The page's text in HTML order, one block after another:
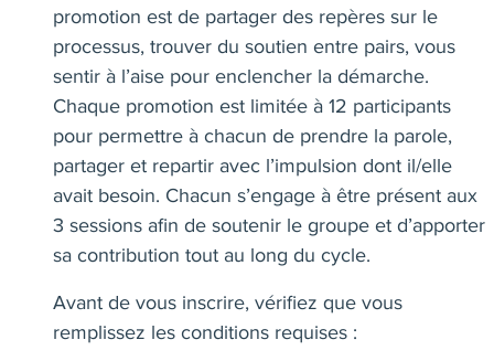
promotion est de partager des repères sur le
processus, trouver du soutien entre pairs, vous
sentir à l’aise pour enclencher la démarche.
Chaque promotion est limitée à 12 participants
pour permettre à chacun de prendre la parole,
partager et repartir avec l’impulsion dont il/elle
avait besoin. Chacun s’engage à être présent aux
3 sessions afin de soutenir le groupe et d’apporter
sa contribution tout au long du cycle.
Avant de vous inscrire, vérifiez que vous
remplissez les conditions requises :